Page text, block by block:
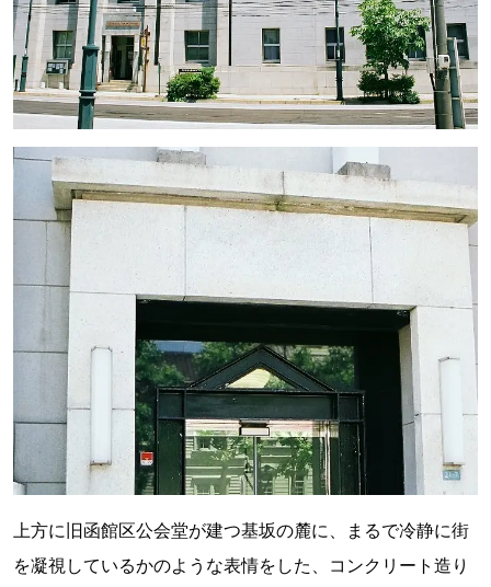
上方に旧函館区公会堂が建つ基坂の麓に、まるで冷静に街
を凝視しているかのような表情をした、コンクリート造り